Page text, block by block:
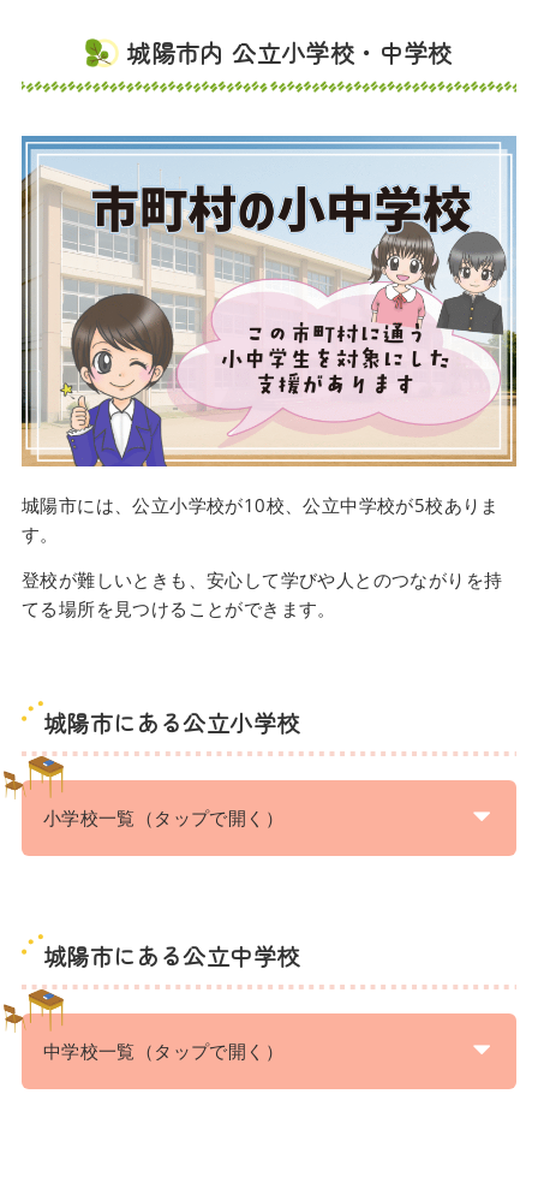
城陽市内 公立小学校・中学校
城陽市には、公立小学校が10校、公立中学校が5校ありま
す。
登校が難しいときも、安心して学びや人とのつながりを持
てる場所を見つけることができます。
城陽市にある公立小学校
小学校一覧（タップで開く）
城陽市にある公立中学校
中学校一覧（タップで開く）